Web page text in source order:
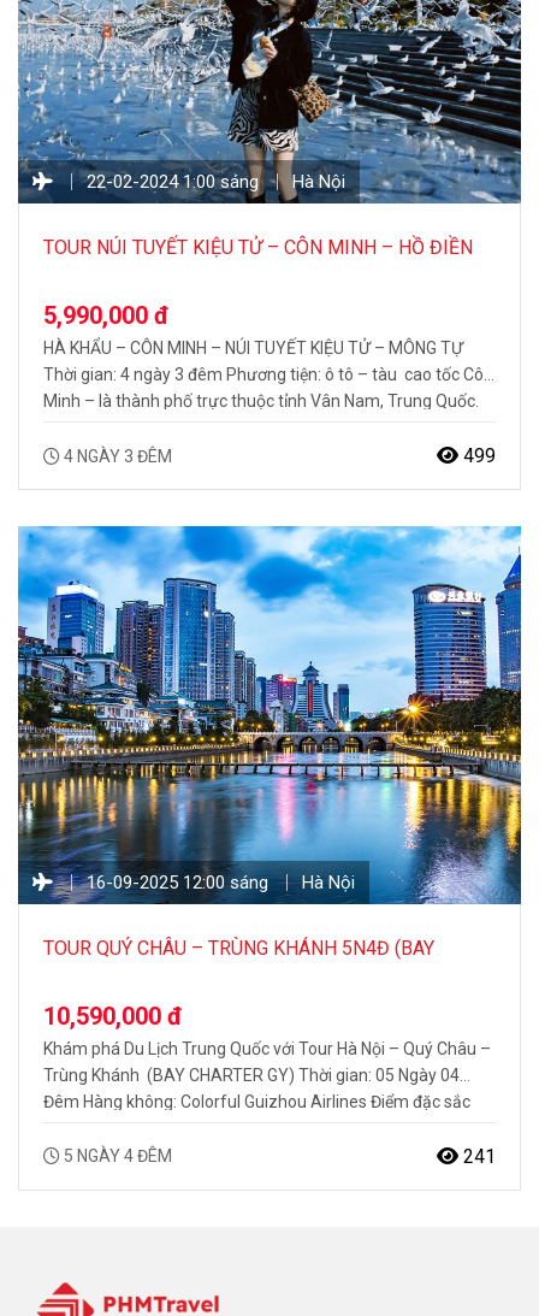
22-02-2024 1:00 sáng Hà Nội
TOUR NÚI TUYẾT KIỆU TỬ – CÔN MINH – HỒ ĐIỀN
5,990,000 đ
HÀ KHẨU – CÔN MINH – NÚI TUYẾT KIỆU TỬ – MÔNG TỰ
Thời gian: 4 ngày 3 đêm Phương tiện: ô tô – tàu cao tốc Côn
Minh – là thành phố trực thuộc tỉnh Vân Nam, Trung Quốc.
nhiều phong…
4 NGÀY 3 ĐÊM 499
16-09-2025 12:00 sáng Hà Nội
TOUR QUÝ CHÂU – TRÙNG KHÁNH 5N4Đ (BAY
10,590,000 đ
Khám phá Du Lịch Trung Quốc với Tour Hà Nội – Quý Châu –
Trùng Khánh (BAY CHARTER GY) Thời gian: 05 Ngày 04
Đêm Hàng không: Colorful Guizhou Airlines Điểm đặc sắc
Nhà máy sản xuất rượu Mao Đài Quý Châu, một…
5 NGÀY 4 ĐÊM 241